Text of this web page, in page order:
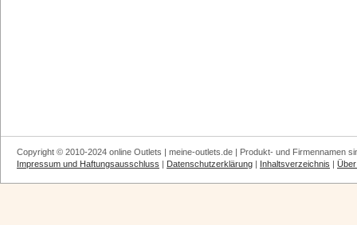
Copyright © 2010-2024 online Outlets | meine-outlets.de | Produkt- und Firmennamen
Impressum und Haftungsausschluss | Datenschutzerklärung | Inhaltsverzeichnis |